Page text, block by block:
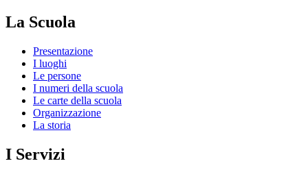
La Scuola
Presentazione
I luoghi
Le persone
I numeri della scuola
Le carte della scuola
Organizzazione
La storia
I Servizi